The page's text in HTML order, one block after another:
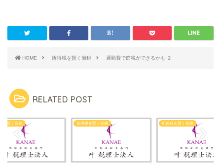
HOME 所得税を賢く節税 通勤費で節税ができるかも ２
RELATED POST
を賢く節税 所得税を賢く節税 所得税を賢く節税